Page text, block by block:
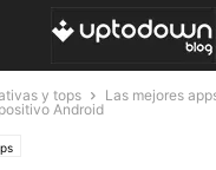
y tops
Las mejores
Android